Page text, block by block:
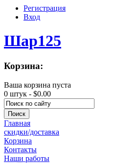
Регистрация
Вход
Шар125
Корзина:
Ваша корзина пуста
0 штук - $0.00
Главная
скидки/доставка
Корзина
Контакты
Наши работы